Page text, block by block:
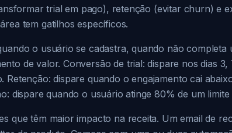
trial em pago), retenção (evitar churn) e
tem gatilhos específicos.
o usuário se cadastra, quando não completa
de valor. Conversão de trial: dispare nos dias
Retenção: dispare quando o engajamento cai
dispare quando o usuário atinge 80% de um
que têm maior impacto na receita. Um email de